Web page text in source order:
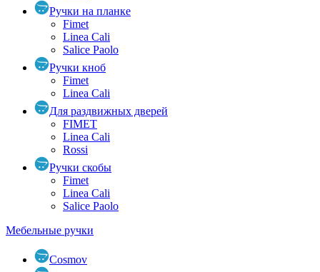
Ручки на планке
Fimet
Linea Cali
Salice Paolo
Ручки кноб
Fimet
Linea Cali
Для раздвижных дверей
FIMET
Linea Cali
Rossi
Ручки скобы
Fimet
Linea Cali
Salice Paolo
Мебельные ручки
Cosmov